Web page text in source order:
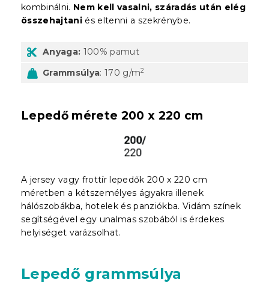
kombinálni. Nem kell vasalni, száradás után elég
összehajtani és eltenni a szekrénybe.
Anyaga: 100% pamut
Grammsúlya: 170 g/m2
Lepedő mérete 200 x 220 cm
A jersey vagy frottír lepedők 200 x 220 cm
méretben a kétszemélyes ágyakra illenek
hálószobákba, hotelek és panziókba. Vidám színek
segítségével egy unalmas szobából is érdekes
helyiséget varázsolhat.
Lepedő grammsúlya